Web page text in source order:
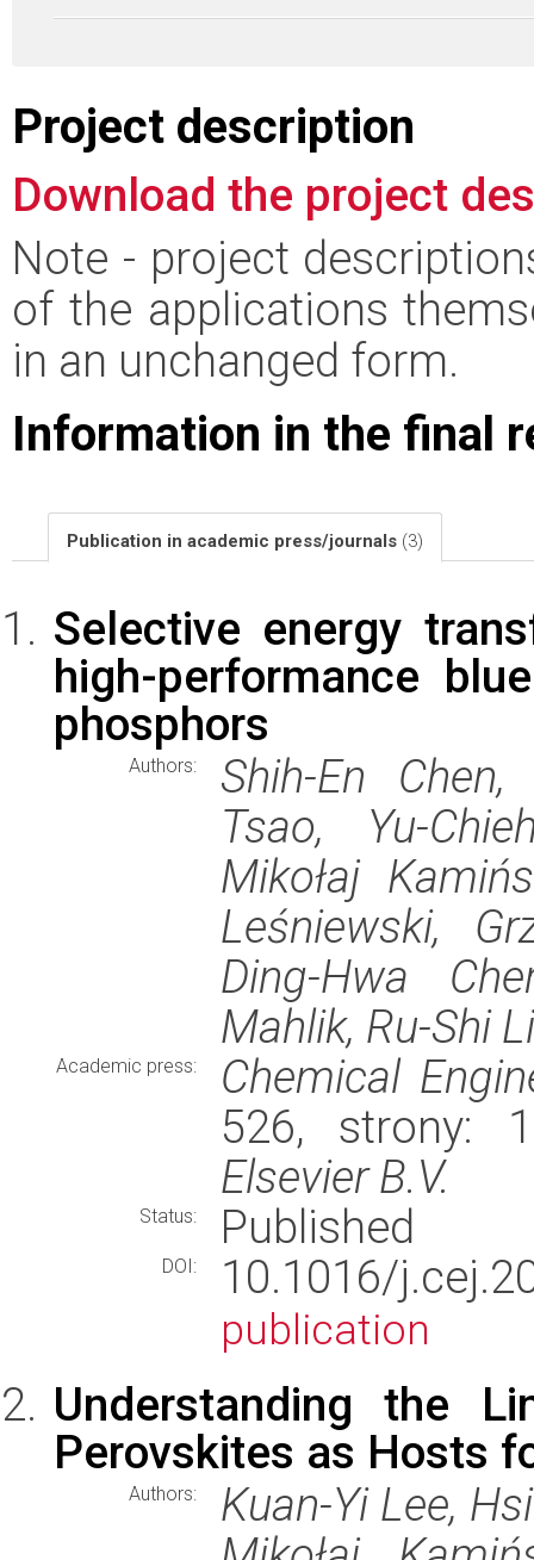
Project description
Download the project
Note - project
of the applications
in an unchanged form.
Information in the final
Publication in academic press/journals (3)
Selective energy
high-performance
phosphors
Authors:
Shih-En Chen,
Tsao, Yu-
Mikołaj
Leśniewski,
Ding-Hwa
Mahlik, Ru-Shi
Academic press:
Chemical
526, strony:
Elsevier B.V.
Status: Published
DOI: 10.1016/
publication
Understanding the
Perovskites as Hosts
Authors:
Kuan-Yi Lee,